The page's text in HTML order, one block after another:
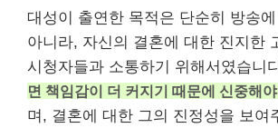
대성이 출연한 목적은 단순히 방송
아니라, 자신의 결혼에 대한 진지한
시청자들과 소통하기 위해서였습니
면 책임감이 더 커지기 때문에 신중해
며, 결혼에 대한 그의 진정성을 보여